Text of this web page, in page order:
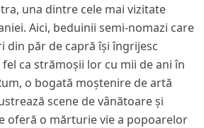
una dintre cele mai vizitate
Aici, beduinii semi-nomazi care
din păr de capră își îngrijesc
ca strămoșii lor cu mii de ani în
o bogată moștenire de artă
scene de vânătoare și
oferă o mărturie vie a popoarelor